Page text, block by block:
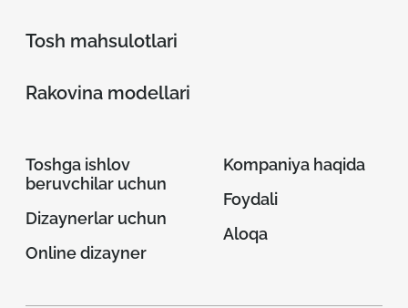
Tosh mahsulotlari
Rakovina modellari
Toshga ishlov
beruvchilar uchun
Dizaynerlar uchun
Online dizayner
Kompaniya haqida
Foydali
Aloqa